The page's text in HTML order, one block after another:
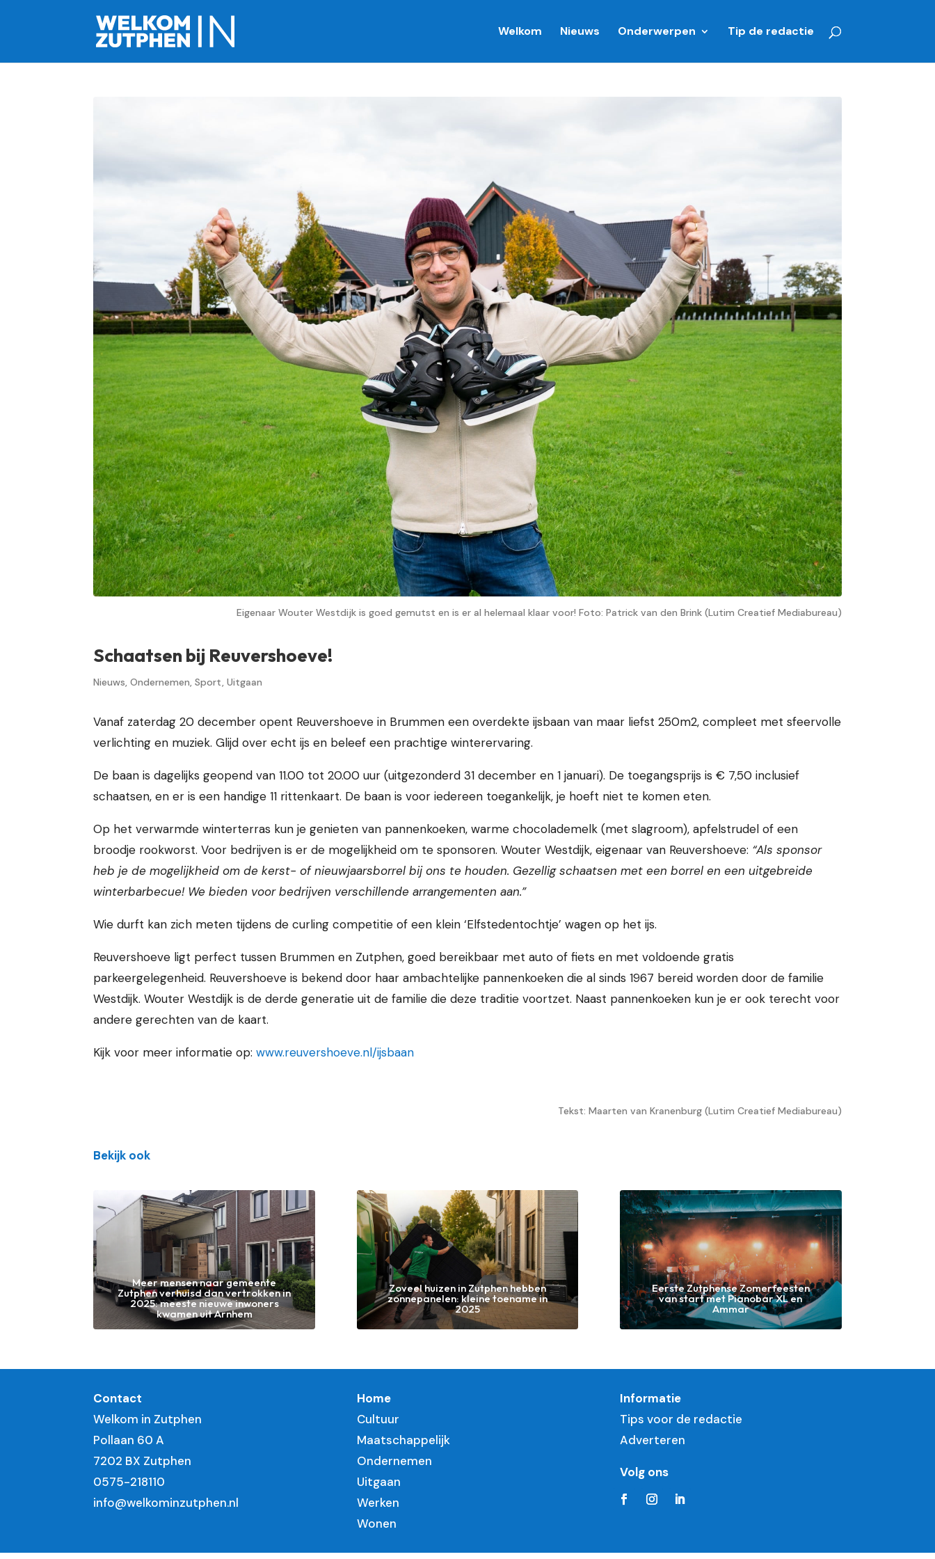
Welkom Nieuws Onderwerpen Tip de redactie
Eigenaar Wouter Westdijk is goed gemutst en is er al helemaal klaar voor! Foto: Patrick van den Brink (Lutim Creatief Mediabureau)
Schaatsen bij Reuvershoeve!
Nieuws,Ondernemen,Sport,Uitgaan
Vanaf zaterdag 20 december opent Reuvershoeve in Brummen een overdekte ijsbaan van maar liefst 250m2, compleet met sfeervolle
verlichting en muziek. Glijd over echt ijs en beleef een prachtige winterervaring.
De baan is dagelijks geopend van 11.00 tot 20.00 uur (uitgezonderd 31 december en 1 januari). De toegangsprijs is € 7,50 inclusief
schaatsen, en er is een handige 11 rittenkaart. De baan is voor iedereen toegankelijk, je hoeft niet te komen eten.
Op het verwarmde winterterras kun je genieten van pannenkoeken, warme chocolademelk (met slagroom), apfelstrudel of een
broodje rookworst. Voor bedrijven is er de mogelijkheid om te sponsoren. Wouter Westdijk, eigenaar van Reuvershoeve: “Als sponsor
heb je de mogelijkheid om de kerst- of nieuwjaarsborrel bij ons te houden. Gezellig schaatsen met een borrel en een uitgebreide
winterbarbecue! We bieden voor bedrijven verschillende arrangementen aan.”
Wie durft kan zich meten tijdens de curling competitie of een klein ‘Elfstedentochtje’ wagen op het ijs.
Reuvershoeve ligt perfect tussen Brummen en Zutphen, goed bereikbaar met auto of fiets en met voldoende gratis
parkeergelegenheid. Reuvershoeve is bekend door haar ambachtelijke pannenkoeken die al sinds 1967 bereid worden door de familie
Westdijk. Wouter Westdijk is de derde generatie uit de familie die deze traditie voortzet. Naast pannenkoeken kun je er ook terecht voor
andere gerechten van de kaart.
Kijk voor meer informatie op:www.reuvershoeve.nl/ijsbaan
Tekst: Maarten van Kranenburg (Lutim Creatief Mediabureau)
Bekijk ook
Meer mensen naar gemeente
Zutphen verhuisd dan vertrokken in
2025: meeste nieuwe inwoners
kwamen uit Arnhem
Zoveel huizen in Zutphen hebben
zonnepanelen: kleine toename in
2025
Eerste Zutphense Zomerfeesten
van start met Pianobar XL en
Ammar
Contact
Welkom in Zutphen
Pollaan 60 A
7202 BX Zutphen
0575-218110
info@welkominzutphen.nl
Home
Cultuur
Maatschappelijk
Ondernemen
Uitgaan
Werken
Wonen
Informatie
Tips voor de redactie
Adverteren
Volg ons